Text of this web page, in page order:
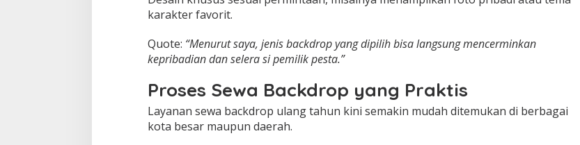
karakter favorit.
Quote: “Menurut saya, jenis backdrop yang dipilih bisa langsung mencerminkan
kepribadian dan selera si pemilik pesta.”
Proses Sewa Backdrop yang Praktis
Layanan sewa backdrop ulang tahun kini semakin mudah ditemukan di berbagai
kota besar maupun daerah.